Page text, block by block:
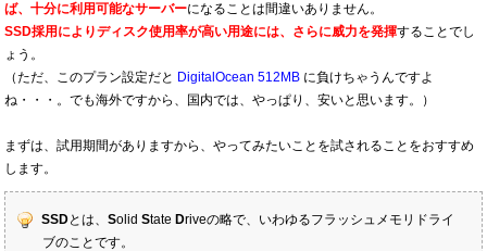
ば、十分に利用可能なサーバーになることは間違いありません。
SSD採用によりディスク使用率が高い用途には、さらに威力を発揮することでし
ょう。
（ただ、このプラン設定だと DigitalOcean 512MB に負けちゃうんですよ
ね・・・。でも海外ですから、国内では、やっぱり、安いと思います。）
まずは、試用期間がありますから、やってみたいことを試されることをおすすめ
します。
SSDとは、 Solid State Driveの略で、いわゆるフラッシュメモリドライ
ブのことです。